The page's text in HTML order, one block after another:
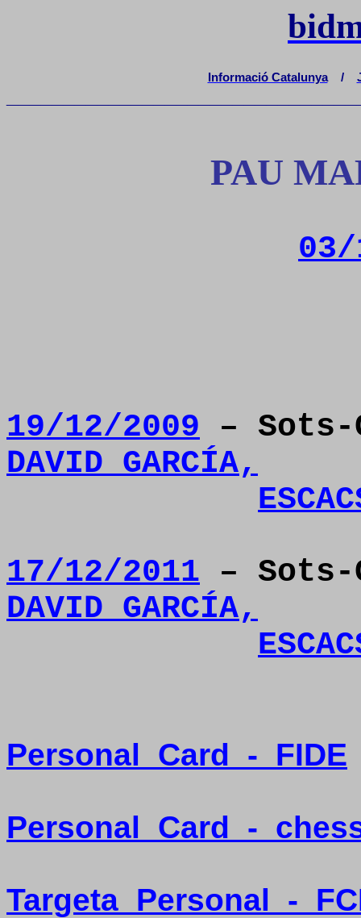
Informació Catalunya /
PAU
03/
19/12/2009 – Sots-
DAVID GARCÍA,
17/12/2011 – Sots-
DAVID GARCÍA,
Personal Card - FIDE
Personal Card -
Targeta Personal -